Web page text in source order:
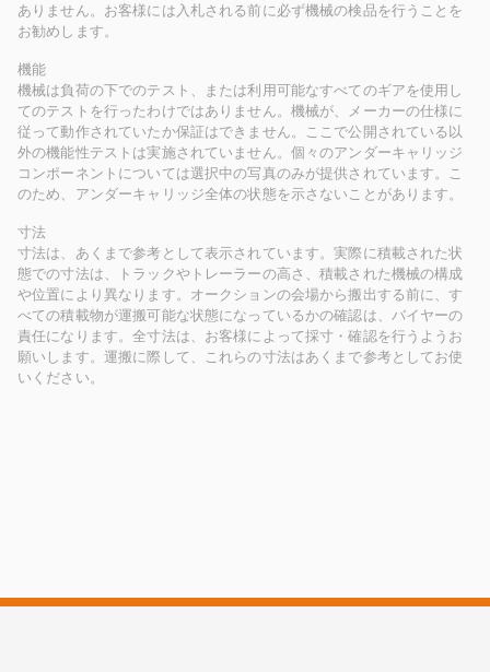
ありません。お客様には入札される前に必ず機械の検品を行うことを
お勧めします。
機能
機械は負荷の下でのテスト、または利用可能なすべてのギアを使用し
てのテストを行ったわけではありません。機械が、メーカーの仕様に
従って動作されていたか保証はできません。ここで公開されている以
外の機能性テストは実施されていません。個々のアンダーキャリッジ
コンポーネントについては選択中の写真のみが提供されています。こ
のため、アンダーキャリッジ全体の状態を示さないことがあります。
寸法
寸法は、あくまで参考として表示されています。実際に積載された状
態での寸法は、トラックやトレーラーの高さ、積載された機械の構成
や位置により異なります。オークションの会場から搬出する前に、す
べての積載物が運搬可能な状態になっているかの確認は、バイヤーの
責任になります。全寸法は、お客様によって採寸・確認を行うようお
願いします。運搬に際して、これらの寸法はあくまで参考としてお使
いください。